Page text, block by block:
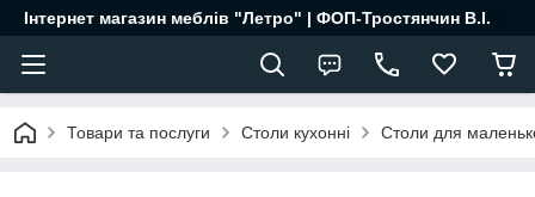
Інтернет магазин меблів "Летро" | ФОП-Тростянчин В.І.
Товари та послуги Столи кухонні Столи для